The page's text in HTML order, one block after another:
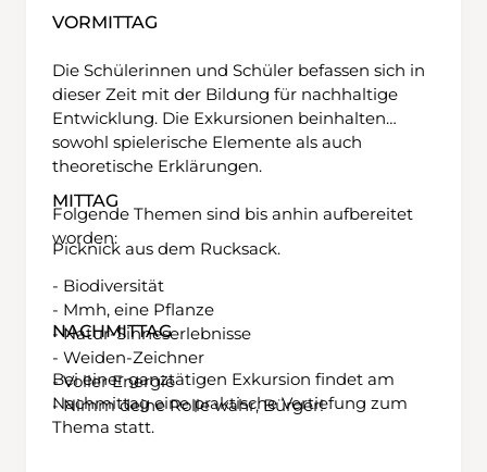
VORMITTAG
Die Schülerinnen und Schüler befassen sich in
dieser Zeit mit der Bildung für nachhaltige
Entwicklung. Die Exkursionen beinhalten
sowohl spielerische Elemente als auch
theoretische Erklärungen.
Folgende Themen sind bis anhin aufbereitet
worden:
- Biodiversität
- Mmh, eine Pflanze
- Natur-Sinneserlebnisse
- Weiden-Zeichner
- Voller Energie
- Nimm deine Rolle wahr, Bürger!
MITTAG
Picknick aus dem Rucksack.
NACHMITTAG
Bei einer ganztätigen Exkursion findet am
Nachmittag eine praktische Vertiefung zum
Thema statt.